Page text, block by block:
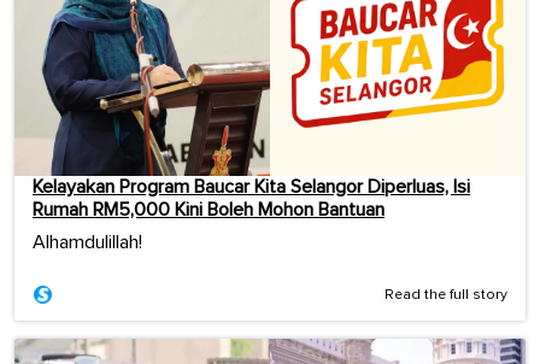
Kelayakan Program Baucar Kita Selangor Diperluas, Isi
Rumah RM5,000 Kini Boleh Mohon Bantuan
Alhamdulillah!
Read the full story